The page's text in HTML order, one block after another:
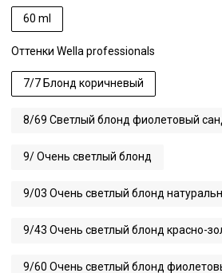
60 ml
Оттенки Wella professionals
7/7 Блонд коричневый
8/69 Светлый блонд фиолетовый
9/ Очень светлый блонд
9/03 Очень светлый блонд
9/43 Очень светлый блонд красно-
9/60 Очень светлый блонд